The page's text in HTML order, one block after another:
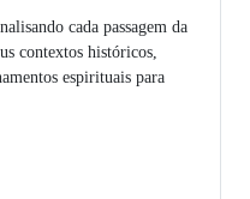
cada passagem da
contextos históricos,
espirituais para